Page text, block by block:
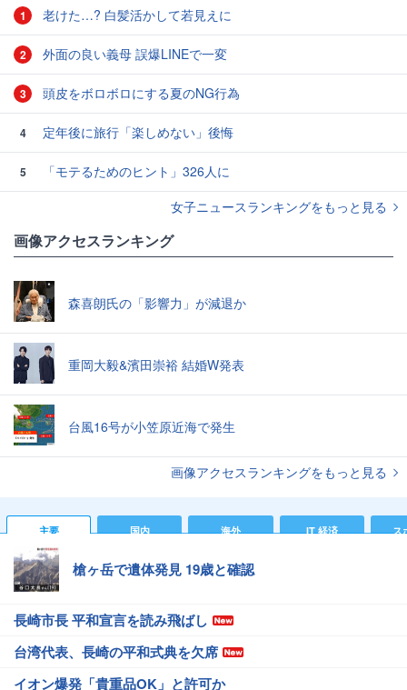
1 老けた…? 白髪活かして若見えに
2 外面の良い義母 誤爆LINEで一変
3 頭皮をボロボロにする夏のNG行為
4 定年後に旅行「楽しめない」後悔
5
「モテるためのヒント」326人に
女子ニュースランキングをもっと見る
画像アクセスランキング
森喜朗氏の「影響力」が減退か
重岡大毅&濱田崇裕 結婚W発表
台風16号が小笠原近海で発生
画像アクセスランキングをもっと見る
主要 国内 海外 IT 経済 ス
槍ヶ岳で遺体発見 19歳と確認
長崎市長 平和宣言を読み飛ばし
台湾代表、長崎の平和式典を欠席
イオン爆発「貴重品OK」と許可か